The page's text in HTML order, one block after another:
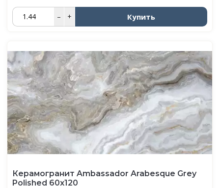
– + Купить
Керамогранит Ambassador Arabesque Grey
Polished 60x120